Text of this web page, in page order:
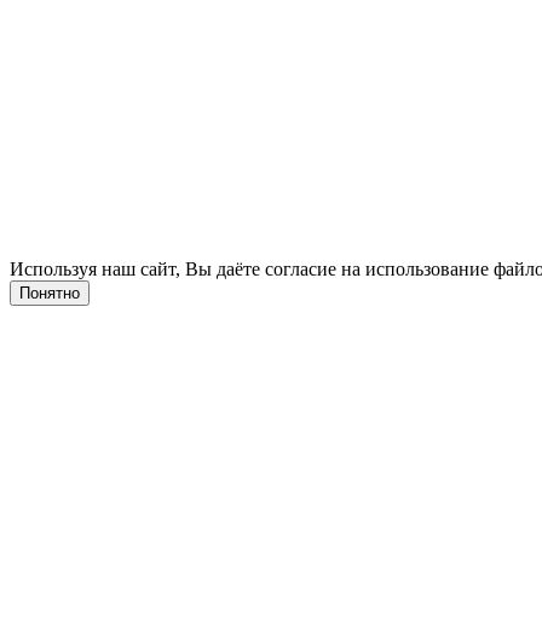
Используя наш сайт, Вы даёте согласие на использование
Понятно